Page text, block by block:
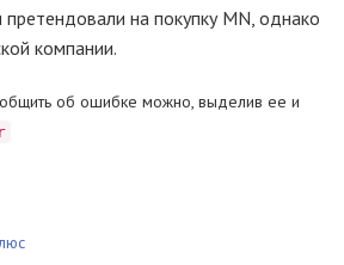
претендовали на покупку MN, однако
компании.
об ошибке можно, выделив ее и